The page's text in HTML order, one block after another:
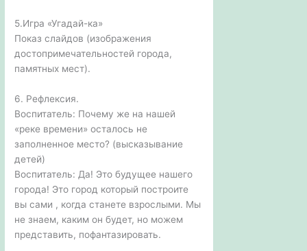
5.Игра «Угадай-ка»
Показ слайдов (изображения
достопримечательностей города,
памятных мест).
6. Рефлексия.
Воспитатель: Почему же на нашей
«реке времени» осталось не
заполненное место? (высказывание
детей)
Воспитатель: Да! Это будущее нашего
города! Это город который построите
вы сами , когда станете взрослыми. Мы
не знаем, каким он будет, но можем
представить, пофантазировать.